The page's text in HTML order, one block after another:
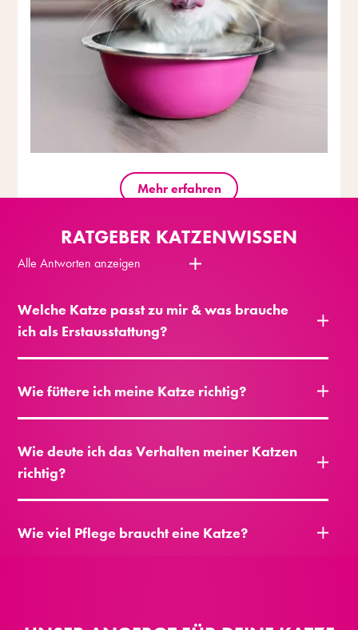
Mehr erfahren
RATGEBER KATZENWISSEN
Alle Antworten anzeigen
Welche Katze passt zu mir & was brauche
ich als Erstausstattung?
Wie füttere ich meine Katze richtig?
Wie deute ich das Verhalten meiner Katzen
richtig?
Wie viel Pflege braucht eine Katze?